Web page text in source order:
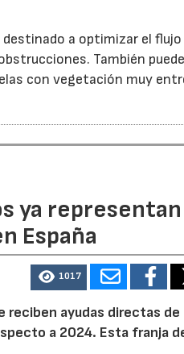
a optimizar el
También
con vegetación muy
ya
España
1017
reciben ayudas directas
a 2024. Esta franja